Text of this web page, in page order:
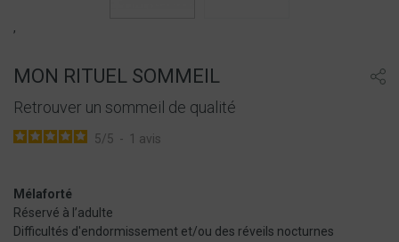
MON RITUEL SOMMEIL
Retrouver un sommeil de qualité
5/5 - 1 avis
Mélaforté
Réservé à l’adulte
Difficultés d'endormissement et/ou des réveils nocturnes
,